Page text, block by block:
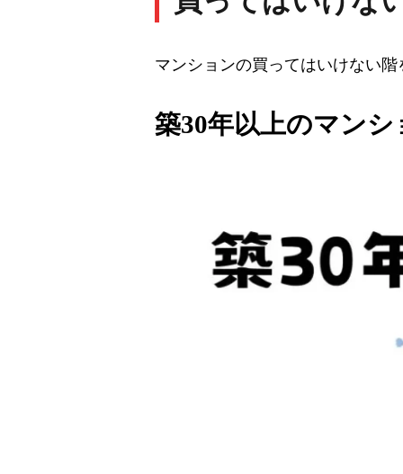
マンションの買ってはいけない
築30年以上のマン